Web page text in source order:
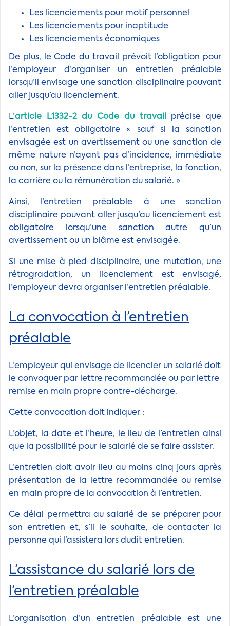
Les licenciements pour motif personnel
Les licenciements pour inaptitude
Les licenciements économiques
De plus, le Code du travail prévoit l’obligation pour
l’employeur d’organiser un entretien préalable
lorsqu’il envisage une sanction disciplinaire pouvant
aller jusqu’au licenciement.
L’article L1332-2 du Code du travailprécise que
l’entretien est obligatoire « sauf si la sanction
envisagée est un avertissement ou une sanction de
même nature n’ayant pas d’incidence, immédiate
ou non, sur la présence dans l’entreprise, la fonction,
la carrière ou la rémunération du salarié. »
Ainsi, l’entretien préalable à une sanction
disciplinaire pouvant aller jusqu’au licenciement est
obligatoire lorsqu’une sanction autre qu’un
avertissement ou un blâme est envisagée.
Si une mise à pied disciplinaire, une mutation, une
rétrogradation, un licenciement est envisagé,
l’employeur devra organiser l’entretien préalable.
La convocation à l’entretien
préalable
L’employeur qui envisage de licencier un salarié doit
le convoquer par lettre recommandée ou par lettre
remise en main propre contre-décharge.
Cette convocation doit indiquer :
L’objet, la date et l’heure, le lieu de l’entretien ainsi
que la possibilité pour le salarié de se faire assister.
L’entretien doit avoir lieu au moins cinq jours après
présentation de la lettre recommandée ou remise
en main propre de la convocation à l’entretien.
Ce délai permettra au salarié de se préparer pour
son entretien et, s’il le souhaite, de contacter la
personne qui l’assistera lors dudit entretien.
L’assistance du salarié lors de
l’entretien préalable
L’organisation d’un entretien préalable est une